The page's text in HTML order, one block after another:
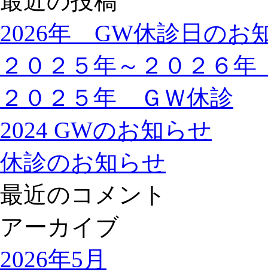
2026年 GW休診日のお
２０２５年～２０２６
２０２５年 ＧＷ休診
2024 GWのお知らせ
休診のお知らせ
最近のコメント
アーカイブ
2026年5月